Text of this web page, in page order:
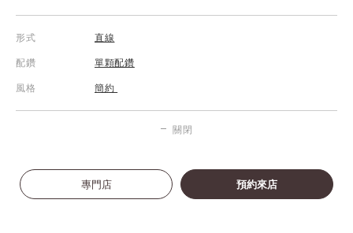
形式 直線
配鑽 單顆配鑽
風格 簡約
關閉
專門店 預約來店